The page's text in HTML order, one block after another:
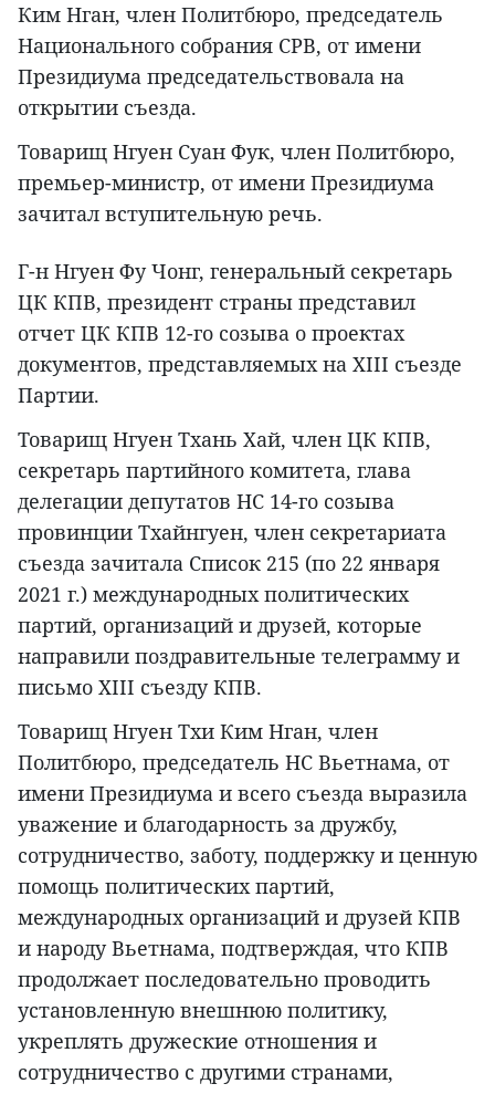
Ким Нган, член Политбюро, председатель
Национального собрания СРВ, от имени
Президиума председательствовала на
открытии съезда.
Товарищ Нгуен Суан Фук, член Политбюро,
премьер-министр, от имени Президиума
зачитал вступительную речь.
Г-н Нгуен Фу Чонг, генеральный секретарь
ЦК КПВ, президент страны представил
отчет ЦК КПВ 12-го созыва о проектах
документов, представляемых на XIII съезде
Партии.
Товарищ Нгуен Тхань Хай, член ЦК КПВ,
секретарь партийного комитета, глава
делегации депутатов НС 14-го созыва
провинции Тхайнгуен, член секретариата
съезда зачитала Список 215 (по 22 января
2021 г.) международных политических
партий, организаций и друзей, которые
направили поздравительные телеграмму и
письмо XIII съезду КПВ.
Товарищ Нгуен Тхи Ким Нган, член
Политбюро, председатель НС Вьетнама, от
имени Президиума и всего съезда выразила
уважение и благодарность за дружбу,
сотрудничество, заботу, поддержку и ценную
помощь политических партий,
международных организаций и друзей КПВ
и народу Вьетнама, подтверждая, что КПВ
продолжает последовательно проводить
установленную внешнюю политику,
укреплять дружеские отношения и
сотрудничество с другими странами,